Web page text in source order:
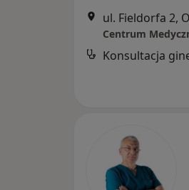
ul. Fieldorfa 2,
Centrum
Konsultacja